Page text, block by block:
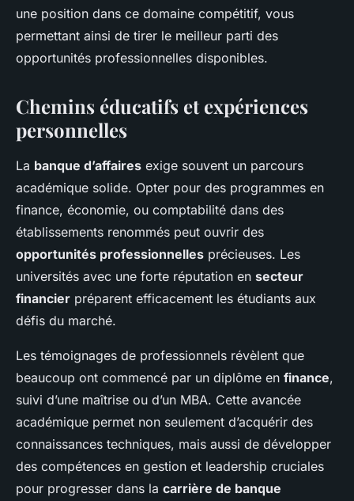
une position dans ce domaine compétitif, vous
permettant ainsi de tirer le meilleur parti des
opportunités professionnelles disponibles.
Chemins éducatifs et expériences
personnelles
La banque d’affaires exige souvent un parcours
académique solide. Opter pour des programmes en
finance, économie, ou comptabilité dans des
établissements renommés peut ouvrir des
opportunités professionnelles précieuses. Les
universités avec une forte réputation en secteur
financier préparent efficacement les étudiants aux
défis du marché.
Les témoignages de professionnels révèlent que
beaucoup ont commencé par un diplôme en finance,
suivi d’une maîtrise ou d’un MBA. Cette avancée
académique permet non seulement d’acquérir des
connaissances techniques, mais aussi de développer
des compétences en gestion et leadership cruciales
pour progresser dans la carrière de banque